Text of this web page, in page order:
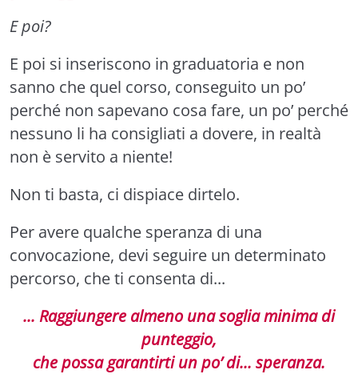
E poi?
E poi si inseriscono in graduatoria e non
sanno che quel corso, conseguito un po’
perché non sapevano cosa fare, un po’ perché
nessuno li ha consigliati a dovere, in realtà
non è servito a niente!
Non ti basta, ci dispiace dirtelo.
Per avere qualche speranza di una
convocazione, devi seguire un determinato
percorso, che ti consenta di...
... Raggiungere almeno una soglia minima di
punteggio,
che possa garantirti un po’ di... speranza.